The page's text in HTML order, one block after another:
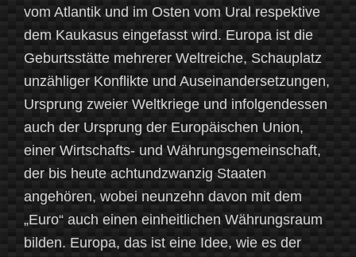
vom Atlantik und im Osten vom Ural respektive
dem Kaukasus eingefasst wird. Europa ist die
Geburtsstätte mehrerer Weltreiche, Schauplatz
unzähliger Konflikte und Auseinandersetzungen,
Ursprung zweier Weltkriege und infolgendessen
auch der Ursprung der Europäischen Union,
einer Wirtschafts- und Währungsgemeinschaft,
der bis heute achtundzwanzig Staaten
angehören, wobei neunzehn davon mit dem
„Euro“ auch einen einheitlichen Währungsraum
bilden. Europa, das ist eine Idee, wie es der